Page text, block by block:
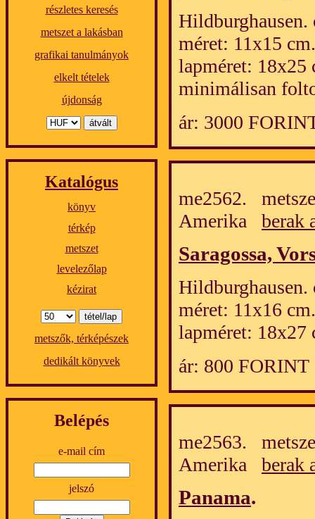
részletes keresés
metszet a lakásban
grafikai tanulmányok
elkelt tételek
újdonság
Katalógus
könyv
térkép
metszet
levelezőlap
kézirat
metszők, térképészek
dedikált könyvek
Belépés
e-mail cím
jelszó
Hildburghausen.
méret: 11x15 cm.
lapméret: 18x25
minimálisan
ár: 3000
me2562.
Amerika berak
Saragossa,
Hildburghausen.
méret: 11x16 cm.
lapméret: 18x27
ár: 800 FORINT
me2563.
Amerika berak
Panama.